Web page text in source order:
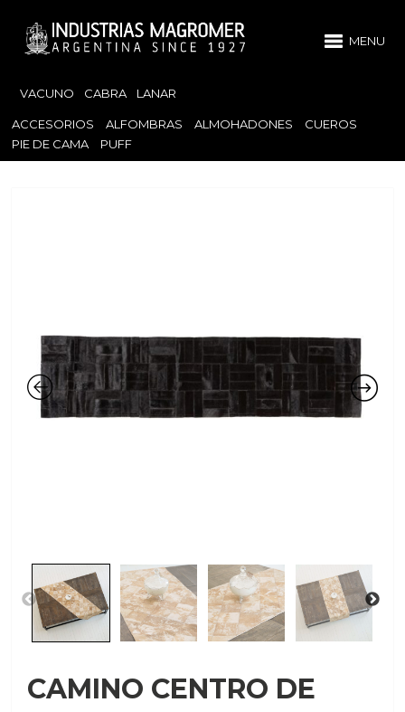
MENU
VACUNO CABRA LANAR
ACCESORIOS ALFOMBRAS ALMOHADONES
CUEROS
PIE DE CAMA
PUFF
CAMINO CENTRO DE